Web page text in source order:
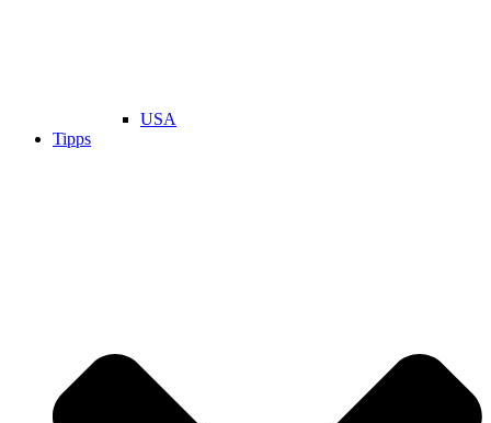
USA
Tipps